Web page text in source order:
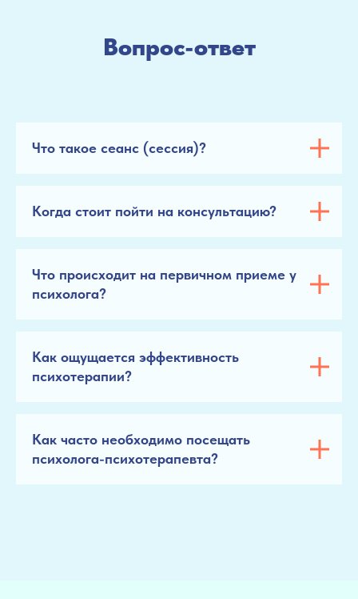
Вопрос-ответ
Что такое сеанс (сессия)?
Когда стоит пойти на консультацию?
Что происходит на первичном приеме у
психолога?
Как ощущается эффективность
психотерапии?
Как часто необходимо посещать
психолога-психотерапевта?